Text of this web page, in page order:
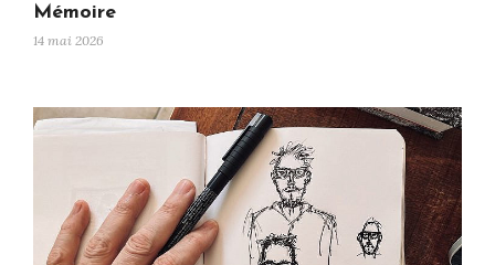
Mémoire
14 mai 2026